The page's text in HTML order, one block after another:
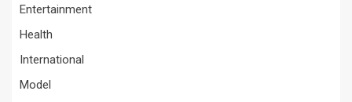
Entertainment
Health
International
Model